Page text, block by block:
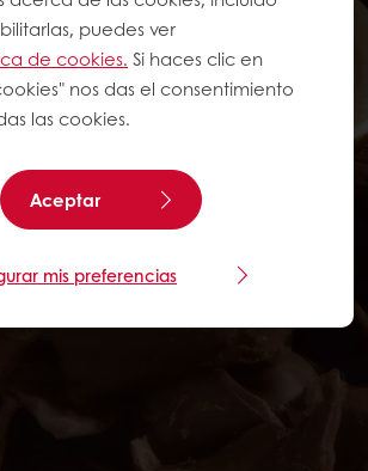
puedes ver
de cookies. Si haces clic en
nos das el consentimiento
las cookies.
Aceptar
mis preferencias